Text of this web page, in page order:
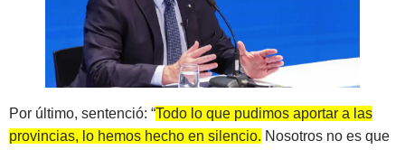
Por último, sentenció: “Todo lo que pudimos aportar a las
provincias, lo hemos hecho en silencio. Nosotros no es que